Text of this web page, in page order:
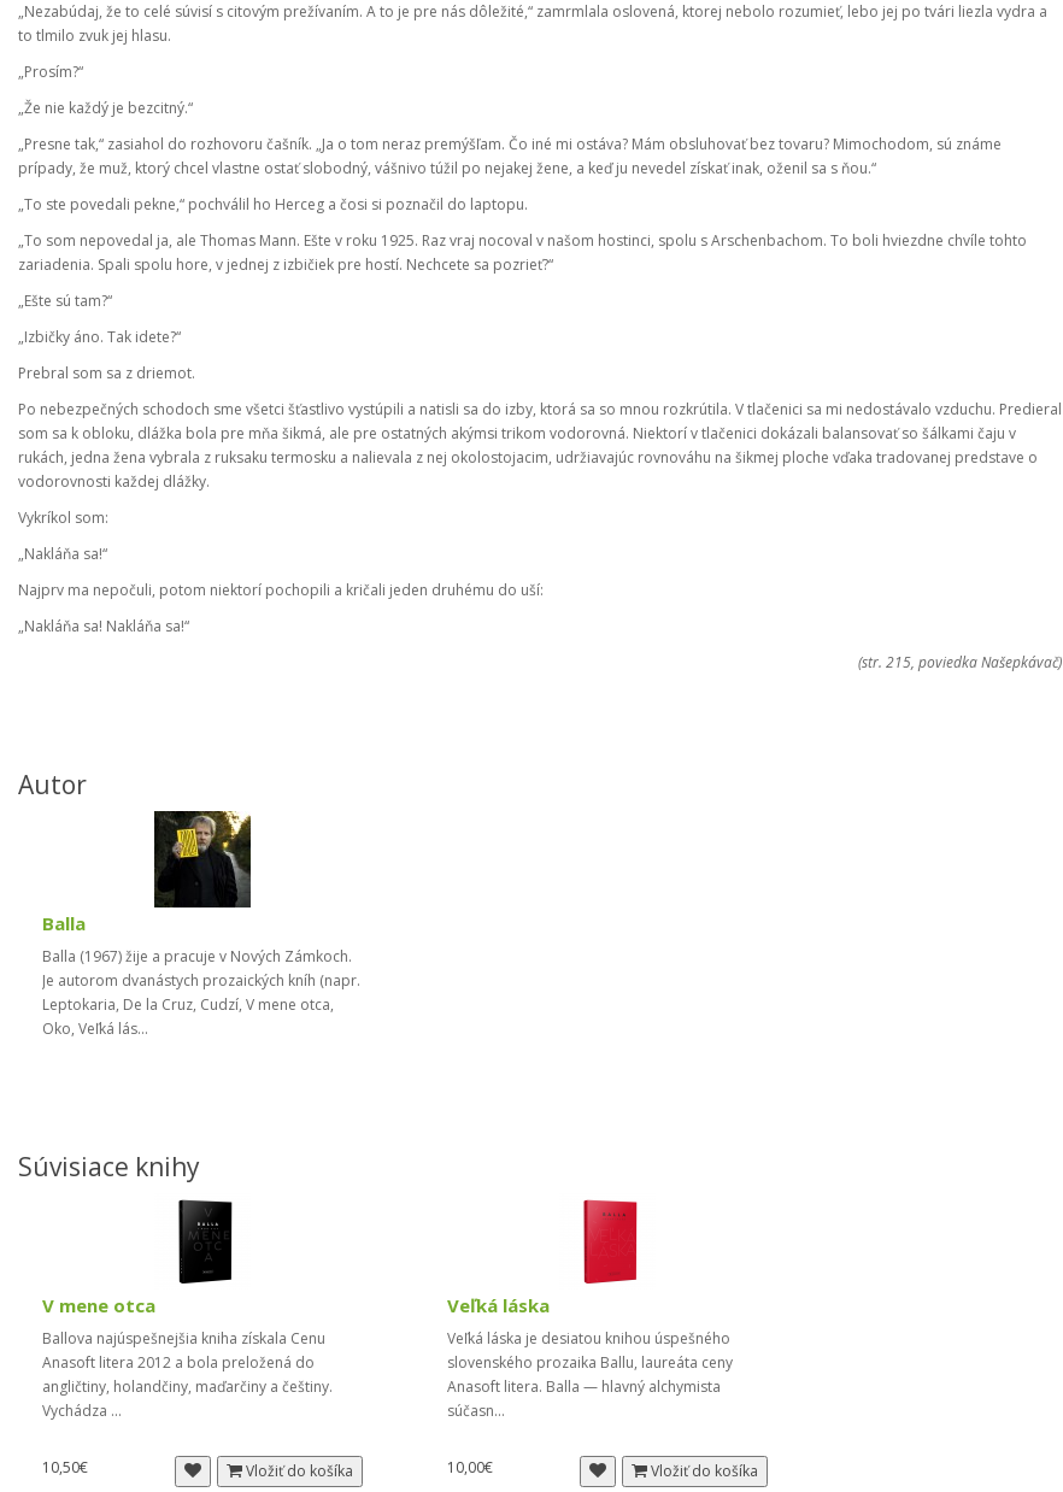
„Nezabúdaj, že to celé súvisí s citovým prežívaním. A to je pre nás dôležité,“ zamrmlala oslovená, ktorej nebolo rozumieť, lebo jej po tvári liezla vydra a
to tlmilo zvuk jej hlasu.
„Prosím?“
„Že nie každý je bezcitný.“
„Presne tak,“ zasiahol do rozhovoru čašník. „Ja o tom neraz premýšľam. Čo iné mi ostáva? Mám obsluhovať bez tovaru? Mimochodom, sú známe
prípady, že muž, ktorý chcel vlastne ostať slobodný, vášnivo túžil po nejakej žene, a keď ju nevedel získať inak, oženil sa s ňou.“
„To ste povedali pekne,“ pochválil ho Herceg a čosi si poznačil do laptopu.
„To som nepovedal ja, ale Thomas Mann. Ešte v roku 1925. Raz vraj nocoval v našom hostinci, spolu s Arschenbachom. To boli hviezdne chvíle tohto
zariadenia. Spali spolu hore, v jednej z izbičiek pre hostí. Nechcete sa pozrieť?“
„Ešte sú tam?“
„Izbičky áno. Tak idete?“
Prebral som sa z driemot.
Po nebezpečných schodoch sme všetci šťastlivo vystúpili a natisli sa do izby, ktorá sa so mnou rozkrútila. V tlačenici sa mi nedostávalo vzduchu. Predieral
som sa k obloku, dlážka bola pre mňa šikmá, ale pre ostatných akýmsi trikom vodorovná. Niektorí v tlačenici dokázali balansovať so šálkami čaju v
rukách, jedna žena vybrala z ruksaku termosku a nalievala z nej okolostojacim, udržiavajúc rovnováhu na šikmej ploche vďaka tradovanej predstave o
vodorovnosti každej dlážky.
Vykríkol som:
„Nakláňa sa!“
Najprv ma nepočuli, potom niektorí pochopili a kričali jeden druhému do uší:
„Nakláňa sa! Nakláňa sa!“
(str. 215, poviedka Našepkávač)
Autor
Balla
Balla (1967) žije a pracuje v Nových Zámkoch.
Je autorom dvanástych prozaických kníh (napr.
Leptokaria, De la Cruz, Cudzí, V mene otca,
Oko, Veľká lás...
Súvisiace knihy
V mene otca
Ballova najúspešnejšia kniha získala Cenu
Anasoft litera 2012 a bola preložená do
angličtiny, holandčiny, maďarčiny a češtiny.
Vychádza ...
10,50€ Vložiť do košíka
Veľká láska
Veľká láska je desiatou knihou úspešného
slovenského prozaika Ballu, laureáta ceny
Anasoft litera. Balla — hlavný alchymista
súčasn...
10,00€ Vložiť do košíka